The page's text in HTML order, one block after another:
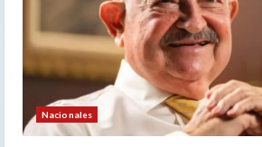
Nacionales